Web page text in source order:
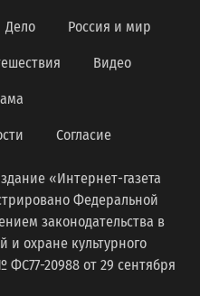
Дело Россия и мир
Видео
Согласие
«Интернет-газета
Федеральной
законодательства в
охране культурного
ФС77-20988 от 29 сентября